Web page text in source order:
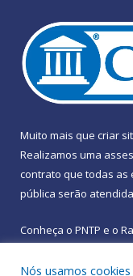
Muito mais que criar
Realizamos uma
contrato que todas as
pública serão
Conheça o PNTP e o
Nós usamos